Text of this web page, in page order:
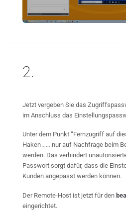
2.
Jetzt vergeben Sie das
im Anschluss das
Unter dem Punkt “Fernzugriff auf
Haken „ … nur auf Nachfrage beim
werden. Das verhindert
Passwort sorgt dafür, dass die
Kunden angepasst werden können.
Der Remote-Host ist jetzt für den
eingerichtet.